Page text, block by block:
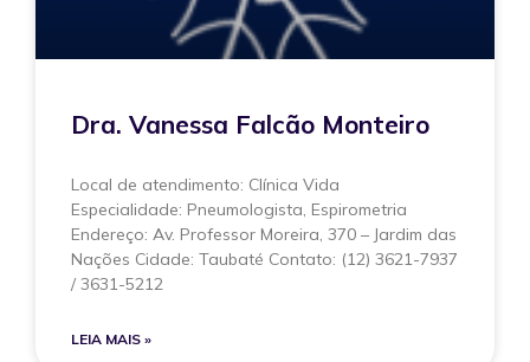
Dra. Vanessa Falcão Monteiro
Local de atendimento: Clínica Vida
Especialidade: Pneumologista, Espirometria
Endereço: Av. Professor Moreira, 370 – Jardim das
Nações Cidade: Taubaté Contato: (12) 3621-7937
/ 3631-5212
LEIA MAIS »